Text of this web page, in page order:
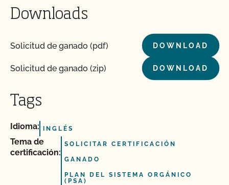
Downloads
Solicitud de ganado (pdf) DOWNLOAD
Solicitud de ganado (zip) DOWNLOAD
Tags
Idioma: INGLÉS
Tema de
certificación:
SOLICITAR CERTIFICACIÓN
GANADO
PLAN DEL SISTEMA ORGÁNICO
(PSA)